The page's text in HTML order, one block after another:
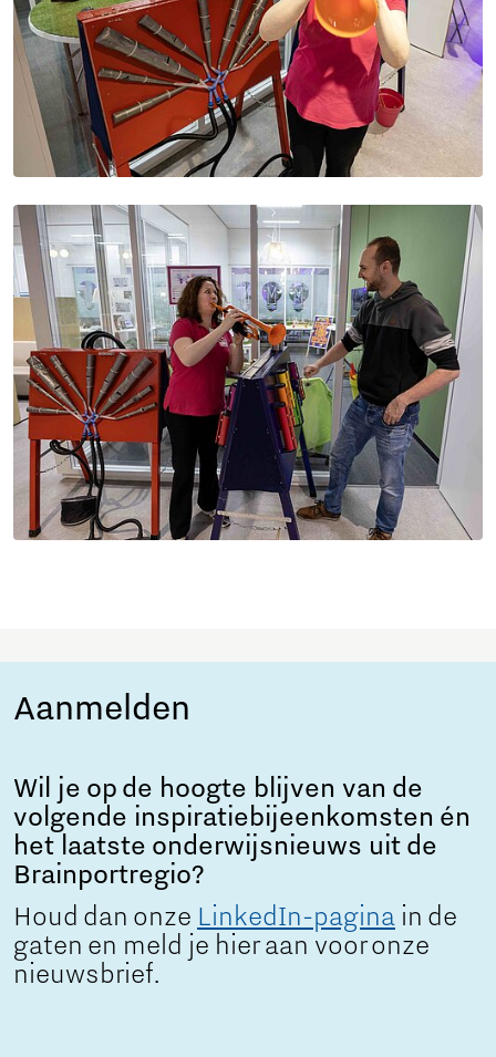
Aanmelden
Wil je op de hoogte blijven van de
volgende inspiratiebijeenkomsten én
het laatste onderwijsnieuws uit de
Brainportregio?
Houd dan onze LinkedIn-pagina in de
gaten en meld je hier aan voor onze
nieuwsbrief.